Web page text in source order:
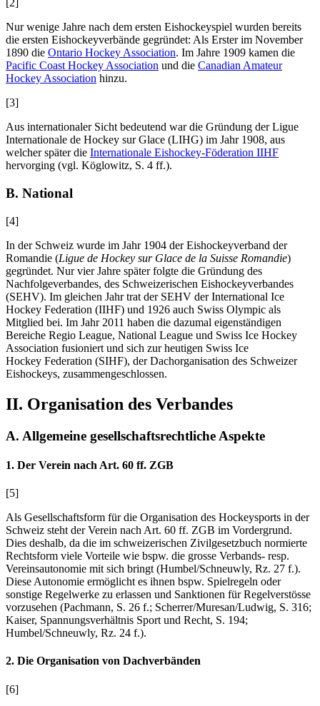
[2]
Nur wenige Jahre nach dem ersten Eishockeyspiel wurden bereits
die ersten Eishockeyverbände gegründet: Als Erster im November
1890 die Ontario Hockey Association. Im Jahre 1909 kamen die
Pacific Coast Hockey Association und die Canadian Amateur
Hockey Association hinzu.
[3]
Aus internationaler Sicht bedeutend war die Gründung der Ligue
Internationale de Hockey sur Glace (LIHG) im Jahr 1908, aus
welcher später die Internationale Eishockey-Föderation IIHF
hervorging (vgl. Köglowitz, S. 4 ff.).
B. National
[4]
In der Schweiz wurde im Jahr 1904 der Eishockeyverband der
Romandie (Ligue de Hockey sur Glace de la Suisse Romandie)
gegründet. Nur vier Jahre später folgte die Gründung des
Nachfolgeverbandes, des Schweizerischen Eishockeyverbandes
(SEHV). Im gleichen Jahr trat der SEHV der International Ice
Hockey Federation (IIHF) und 1926 auch Swiss Olympic als
Mitglied bei. Im Jahr 2011 haben die dazumal eigenständigen
Bereiche Regio League, National League und Swiss Ice Hockey
Association fusioniert und sich zur heutigen Swiss Ice
Hockey Federation (SIHF), der Dachorganisation des Schweizer
Eishockeys, zusammengeschlossen.
II. Organisation des Verbandes
A. Allgemeine gesellschaftsrechtliche Aspekte
1. Der Verein nach Art. 60 ff. ZGB
[5]
Als Gesellschaftsform für die Organisation des Hockeysports in der
Schweiz steht der Verein nach Art. 60 ff. ZGB im Vordergrund.
Dies deshalb, da die im schweizerischen Zivilgesetzbuch normierte
Rechtsform viele Vorteile wie bspw. die grosse Verbands- resp.
Vereinsautonomie mit sich bringt (Humbel/Schneuwly, Rz. 27 f.).
Diese Autonomie ermöglicht es ihnen bspw. Spielregeln oder
sonstige Regelwerke zu erlassen und Sanktionen für Regelverstösse
vorzusehen (Pachmann, S. 26 f.; Scherrer/Muresan/Ludwig, S. 316;
Kaiser, Spannungsverhältnis Sport und Recht, S. 194;
Humbel/Schneuwly, Rz. 24 f.).
2. Die Organisation von Dachverbänden
[6]